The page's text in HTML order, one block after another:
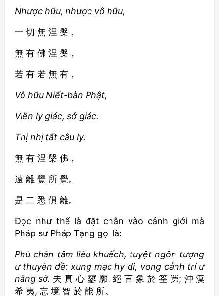
Nhược hữu, nhược vô hữu,
一 切 無 涅 槃，
無 有 佛 涅 槃，
若 有 若 無 有，
Vô hữu Niết-bàn Phật,
Viễn ly giác, sở giác.
Thị nhị tất câu ly.
無 有 涅 槃 佛，
遠 離 覺 所 覺。
是 二 悉 俱 離。
Đọc như thế là đặt chân vào cảnh giới mà
Pháp sư Pháp Tạng gọi là:
Phù chân tâm liêu khuếch, tuyệt ngôn tượng
ư thuyên đề; xung mạc hy di, vong cảnh trí ư
năng sở. 夫 真 心 寥 廓, 絕 言 象 於 筌 罤; 沖 漠
希 夷, 忘 境 智 於 能 所。